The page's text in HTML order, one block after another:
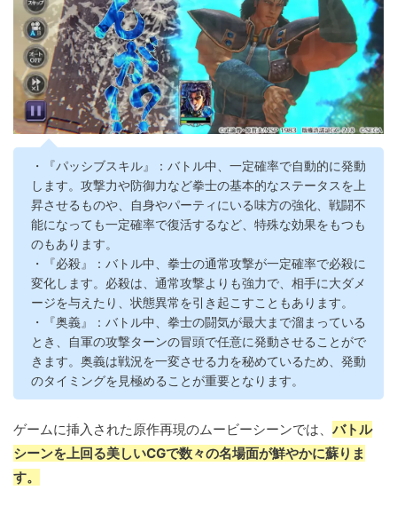
・『パッシブスキル』：バトル中、一定確率で自動的に発動
します。攻撃力や防御力など拳士の基本的なステータスを上
昇させるものや、自身やパーティにいる味方の強化、戦闘不
能になっても一定確率で復活するなど、特殊な効果をもつも
のもあります。
・『必殺』：バトル中、拳士の通常攻撃が一定確率で必殺に
変化します。必殺は、通常攻撃よりも強力で、相手に大ダメ
ージを与えたり、状態異常を引き起こすこともあります。
・『奥義』：バトル中、拳士の闘気が最大まで溜まっている
とき、自軍の攻撃ターンの冒頭で任意に発動させることがで
きます。奥義は戦況を一変させる力を秘めているため、発動
のタイミングを見極めることが重要となります。
ゲームに挿入された原作再現のムービーシーンでは、 バトル
シーンを上回る美しいCGで数々の名場面が鮮やかに蘇りま
す。